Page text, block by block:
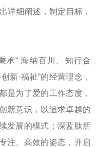
详细阐述，制定目标，
承“ 海纳百川、知行合
新·福祉”的经营理念，
是为了爱的工作态度，
新意识，以追求卓越的
发展的模式；深蓝肽所
注、高效的姿态，开启